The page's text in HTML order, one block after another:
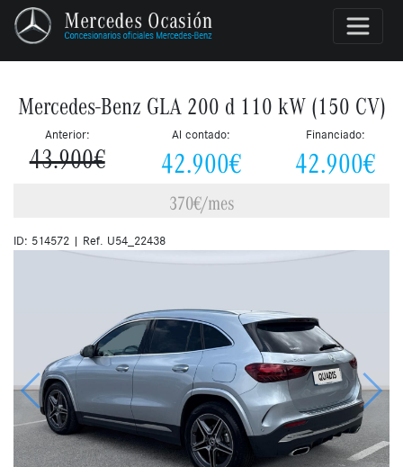
Mercedes-Benz GLA 200 d 110 kW (150 CV)
Anterior:
43.900€
Al contado:
42.900€
Financiado:
42.900€
370€/mes
ID: 514572 | Ref. U54_22438
Anterior